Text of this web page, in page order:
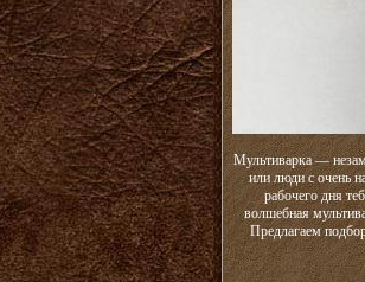
Мультиварка —
или люди с очень
рабочего дня
волшебная
Предлагаем